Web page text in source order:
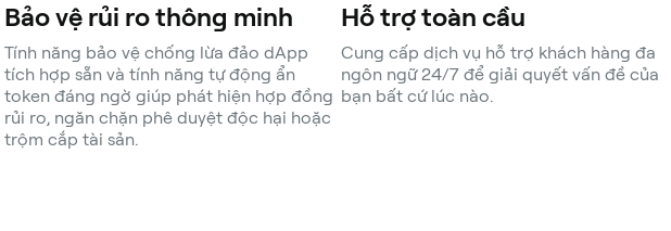
Bảo vệ rủi ro thông minh
Tính năng bảo vệ chống lừa đảo dApp
tích hợp sẵn và tính năng tự động ẩn
token đáng ngờ giúp phát hiện hợp đồng
rủi ro, ngăn chặn phê duyệt độc hại hoặc
trộm cắp tài sản.
Hỗ trợ toàn cầu
Cung cấp dịch vụ hỗ trợ khách hàng đa
ngôn ngữ 24/7 để giải quyết vấn đề của
bạn bất cứ lúc nào.